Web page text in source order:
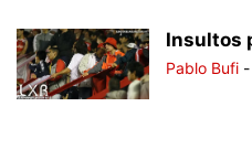
Insultos
Pablo Bufi -